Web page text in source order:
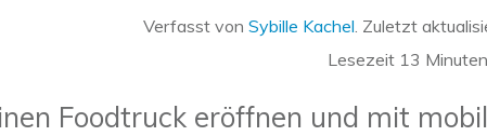
Verfasst von Sybille Kachel. Zuletzt
Lesezeit 13
Foodtruck eröffnen und mit